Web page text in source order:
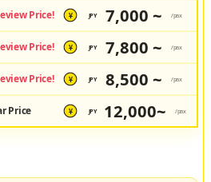
Price! ¥ JPY 7,000 ~ /pax
Price! ¥ JPY 7,800 ~ /pax
Price! ¥ JPY 8,500 ~ /pax
Price ¥ JPY 12,000~ /pax